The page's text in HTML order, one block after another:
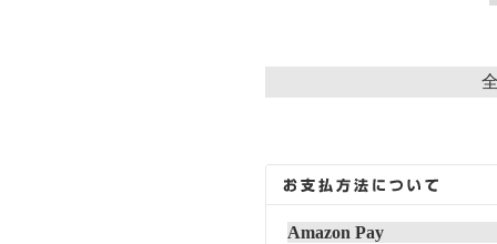
Amazon Pay